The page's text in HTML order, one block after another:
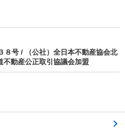
料月額総賃料の50％ 月額税込880円 年
８号 / （公社）全日本不動産協会北
動産公正取引協議会加盟